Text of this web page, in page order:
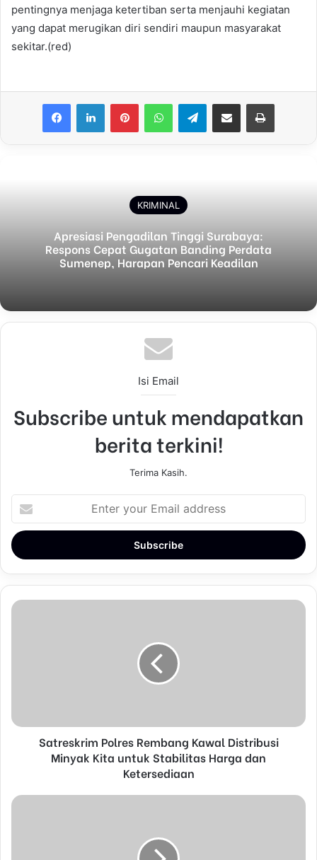
pentingnya menjaga ketertiban serta menjauhi kegiatan
yang dapat merugikan diri sendiri maupun masyarakat
sekitar.(red)
Telegram
KRIMINAL
Apresiasi Pengadilan Tinggi Surabaya:
Respons Cepat Gugatan Banding Perdata
Sumenep, Harapan Pencari Keadilan
Isi Email
Subscribe untuk mendapatkan
berita terkini!
Terima Kasih.
e
y
u
d
s
Satreskrim Polres Rembang Kawal Distribusi
Minyak Kita untuk Stabilitas Harga dan
Ketersediaan